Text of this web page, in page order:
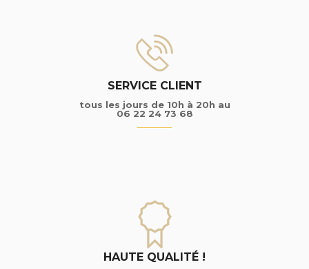
SERVICE CLIENT
tous les jours de 10h à 20h au
06 22 24 73 68
HAUTE QUALITÉ !